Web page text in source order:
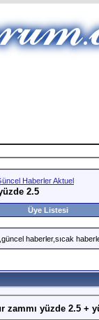
Haberler Aktuel
2.5
Üye Listesi
haberler,sıcak
zammı yüzde 2.5 +